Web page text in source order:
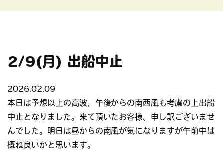
2/9(月) 出船中止
2026.02.09
本日は予想以上の高波、午後からの南西風も考慮の上出船
中止となりました。来て頂いたお客様、申し訳ございませ
んでした。明日は昼からの南風が気になりますが午前中は
概ね良いかと思います。